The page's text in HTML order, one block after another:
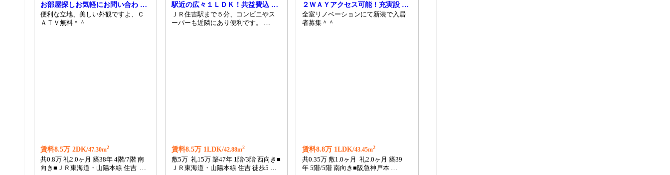
お部屋探しお気軽にお問い合わ …
便利な立地、美しい外観ですよ、Ｃ
ＡＴＶ無料＾＾
賃料8.5万 2DK/47.30m2
共0.8万 礼2.0ヶ月 築38年 4階/7階 南
向き■ＪＲ東海道・山陽本線 住吉 …
駅近の広々１ＬＤＫ！共益費込 …
ＪＲ住吉駅まで５分、コンビニやス
ーパーも近隣にあり便利です。 …
賃料8.5万 1LDK/42.88m2
敷5万 礼15万 築47年 1階/3階 西向き■
ＪＲ東海道・山陽本線 住吉 徒歩5 …
２ＷＡＹアクセス可能！充実設 …
全室リノベーションにて新装で入居
者募集＾＾
賃料8.8万 1LDK/43.45m2
共0.35万 敷1.0ヶ月 礼2.0ヶ月 築39
年 5階/5階 南向き■阪急神戸本 …